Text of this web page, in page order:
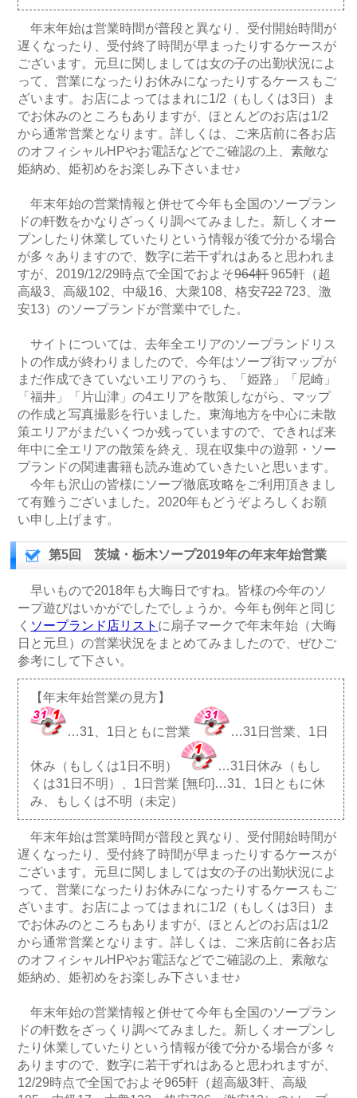
年末年始は営業時間が普段と異なり、受付開始時間が
遅くなったり、受付終了時間が早まったりするケースが
ございます。元旦に関しましては女の子の出勤状況によ
って、営業になったりお休みになったりするケースもご
ざいます。お店によってはまれに1/2（もしくは3日）ま
でお休みのところもありますが、ほとんどのお店は1/2
から通常営業となります。詳しくは、ご来店前に各お店
のオフィシャルHPやお電話などでご確認の上、素敵な
姫納め、姫初めをお楽しみ下さいませ♪
年末年始の営業情報と併せて今年も全国のソープラン
ドの軒数をかなりざっくり調べてみました。新しくオー
プンしたり休業していたりという情報が後で分かる場合
が多々ありますので、数字に若干ずれはあると思われま
すが、2019/12/29時点で全国でおよそ964軒965軒（超
高級3、高級102、中級16、大衆108、格安722723、激
安13）のソープランドが営業中でした。
サイトについては、去年全エリアのソープランドリス
トの作成が終わりましたので、今年はソープ街マップが
まだ作成できていないエリアのうち、「姫路」「尼崎」
「福井」「片山津」の4エリアを散策しながら、マップ
の作成と写真撮影を行いました。東海地方を中心に未散
策エリアがまだいくつか残っていますので、できれば来
年中に全エリアの散策を終え、現在収集中の遊郭・ソー
プランドの関連書籍も読み進めていきたいと思います。
今年も沢山の皆様にソープ徹底攻略をご利用頂きまし
て有難うございました。2020年もどうぞよろしくお願
い申し上げます。
第5回 茨城・栃木ソープ2019年の年末年始営業
早いもので2018年も大晦日ですね。皆様の今年のソ
ープ遊びはいかがでしたでしょうか。今年も例年と同じ
く ソープランド店リスト に扇子マークで年末年始（大晦
日と元旦）の営業状況をまとめてみましたので、ぜひご
参考にして下さい。
【年末年始営業の見方】
…31、1日ともに営業 …31日営業、1日
休み（もしくは1日不明）
…31日休み（もし
くは31日不明）、1日営業 [無印]…31、1日ともに休
み、もしくは不明（未定）
年末年始は営業時間が普段と異なり、受付開始時間が
遅くなったり、受付終了時間が早まったりするケースが
ございます。元旦に関しましては女の子の出勤状況によ
って、営業になったりお休みになったりするケースもご
ざいます。お店によってはまれに1/2（もしくは3日）ま
でお休みのところもありますが、ほとんどのお店は1/2
から通常営業となります。詳しくは、ご来店前に各お店
のオフィシャルHPやお電話などでご確認の上、素敵な
姫納め、姫初めをお楽しみ下さいませ♪
年末年始の営業情報と併せて今年も全国のソープラン
ドの軒数をざっくり調べてみました。新しくオープンし
たり休業していたりという情報が後で分かる場合が多々
ありますので、数字に若干ずれはあると思われますが、
12/29時点で全国でおよそ965軒（超高級3軒、高級